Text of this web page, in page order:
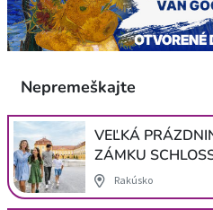
Nepremeškajte
VEĽKÁ
ZÁMKU
Rakúsko